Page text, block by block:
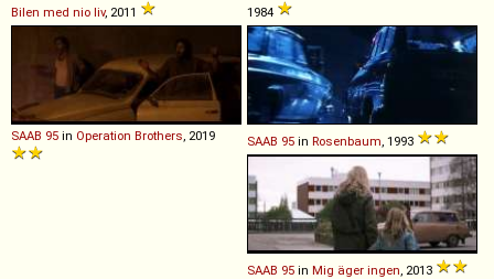
Bilen med nio liv, 2011
1984
SAAB 95 in Operation Brothers , 2019 SAAB 95 in Rosenbaum , 1993
SAAB 95 in Mig äger ingen , 2013